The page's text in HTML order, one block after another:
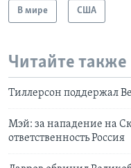
В мире США
Читайте также
Тиллерсон поддержал
Мэй: за нападение на
ответственность Россия